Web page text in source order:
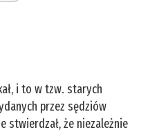
i to w tzw. starych
przez sędziów
stwierdzał, że niezależnie